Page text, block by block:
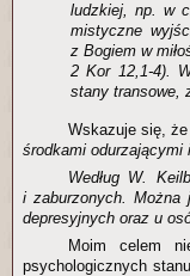
ludzkiej, np. w
mistyczne
z Bogiem w
2 Kor 12,1-4).
stany transowe,
Wskazuje się,
środkami
Według W.
i zaburzonych. Można
depresyjnych oraz u
Moim celem
psychologicznych